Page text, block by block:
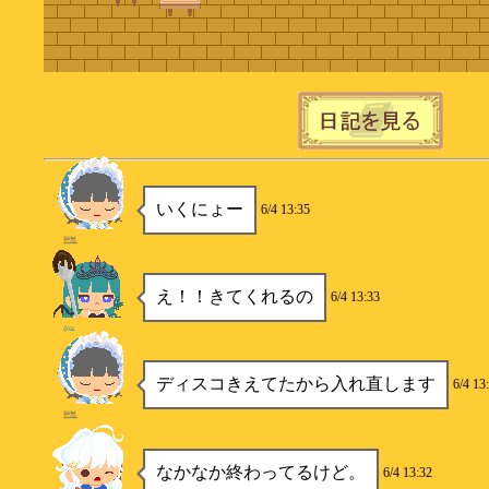
いくにょー 6/4 13:35
神無
え！！きてくれるの 6/4 13:33
Aya
ディスコきえてたから入れ直します 6/4
神無
なかなか終わってるけど。 6/4 13:32